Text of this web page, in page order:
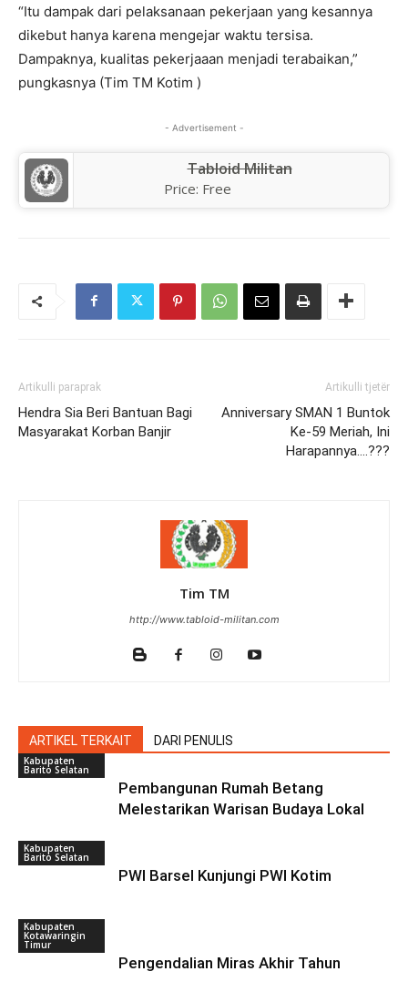
“Itu dampak dari pelaksanaan pekerjaan yang kesannya
dikebut hanya karena mengejar waktu tersisa.
Dampaknya, kualitas pekerjaaan menjadi terabaikan,”
pungkasnya (Tim TM Kotim )
- Advertisement -
Tabloid Militan
Price: Free
Artikulli paraprak
Hendra Sia Beri Bantuan Bagi
Masyarakat Korban Banjir
Artikulli tjetër
Anniversary SMAN 1 Buntok
Ke-59 Meriah, Ini
Harapannya….???
Tim TM
http://www.tabloid-militan.com
ARTIKEL TERKAIT DARI PENULIS
Kabupaten
Barito Selatan
Pembangunan Rumah Betang
Melestarikan Warisan Budaya Lokal
Kabupaten
Barito Selatan
PWI Barsel Kunjungi PWI Kotim
Kabupaten
Kotawaringin
Timur
Pengendalian Miras Akhir Tahun